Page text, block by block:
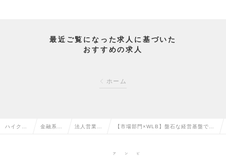
最近ご覧になった求人に基づいた
おすすめの求人
ホーム
ハイクラ 金融系専 法人営業 【市場部門×WLB】盤石な経営基盤で挑